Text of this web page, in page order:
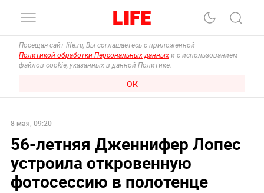
Посещая сайт life.ru, Вы соглашаетесь с приложенной
Политикой обработки Персональных данных и с использованием
файлов cookie, указанных в данной Политике.
ОК
8 мая, 09:20
56-летняя Дженнифер Лопес
устроила откровенную
фотосессию в полотенце